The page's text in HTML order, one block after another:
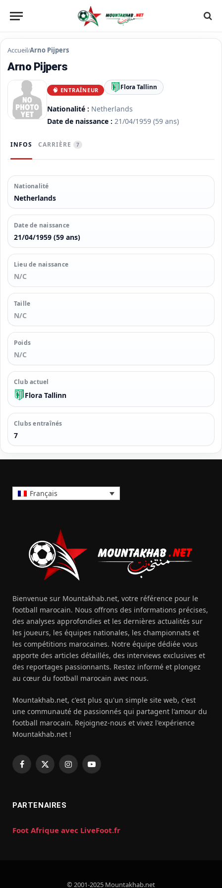
Accueil/Arno Pijpers
Arno Pijpers
🧠 ENTRAÎNEUR Flora Tallinn
Nationalité : Netherlands
Date de naissance : 21/04/1959 (59 ans)
INFOS CARRIÈRE 7
Nationalité
Netherlands
Date de naissance
21/04/1959 (59 ans)
Lieu de naissance
N/C
Taille
N/C
Poids
N/C
Club actuel
Flora Tallinn
Clubs entraînés
7
Français
Bienvenue sur Mountakhab.net, votre référence pour le
football marocain. Nous offrons des informations précises,
des analyses approfondies et les dernières actualités sur
les joueurs, les équipes nationales, les championnats et
les compétitions marocaines. Notre équipe dédiée vous
apporte des articles détaillés, des interviews exclusives et
des reportages passionnants. Restez informé et plongez
au cœur du football marocain avec nous.
Mountakhab.net, c'est plus qu'un simple site web, c'est
une communauté de passionnés qui partagent l'amour du
football marocain. Rejoignez-nous et vivez l'expérience
Mountakhab.net !
Facebook
X
InstagramYouTube
PARTENAIRES
Foot Afrique avec LiveFoot.fr
© 2001-2025 Mountakhab.net